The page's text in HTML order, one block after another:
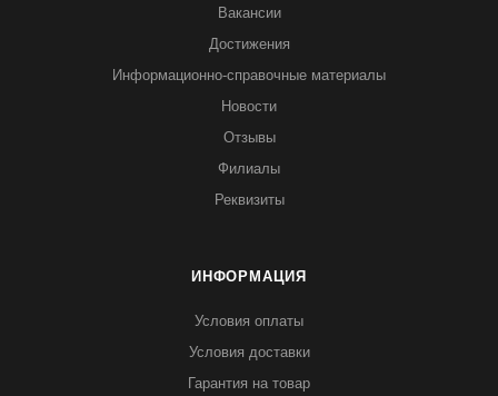
Вакансии
Достижения
Информационно-справочные материалы
Новости
Отзывы
Филиалы
Реквизиты
ИНФОРМАЦИЯ
Условия оплаты
Условия доставки
Гарантия на товар